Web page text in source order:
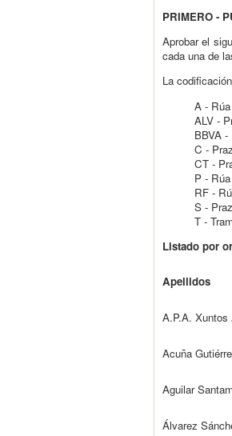
PRIMERO -
Aprobar el
cada una de
La
A -
ALV -
BBVA
C -
CT -
P -
RF -
S -
T -
Listado por
Apellidos
A.P.A. Xuntos
Acuña
Aguilar
Álvarez